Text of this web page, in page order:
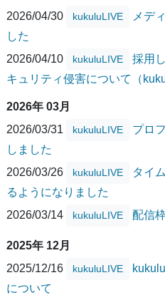
2026/04/30
kukuluLIVE
メデ
した
2026/04/10
kukuluLIVE
採用
キュリティ侵害について（
2026年 03月
2026/03/31
kukuluLIVE
プロ
しました
2026/03/26
kukuluLIVE
タイ
るようになりました
2026/03/14
kukuluLIVE 配信
2025年 12月
2025/12/16
kukuluLIVE
について